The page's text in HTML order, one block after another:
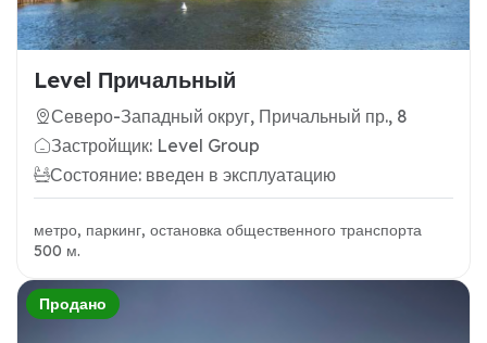
Level Причальный
Северо-Западный округ, Причальный пр., 8
Застройщик: Level Group
Состояние: введен в эксплуатацию
метро, паркинг, остановка общественного транспорта
500 м.
Продано